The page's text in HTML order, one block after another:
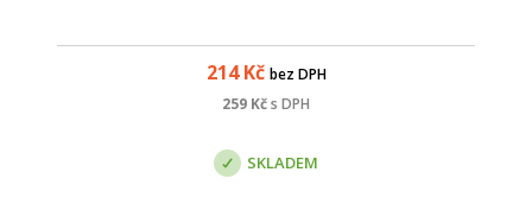
214Kč bez DPH
259 Kčs DPH
SKLADEM